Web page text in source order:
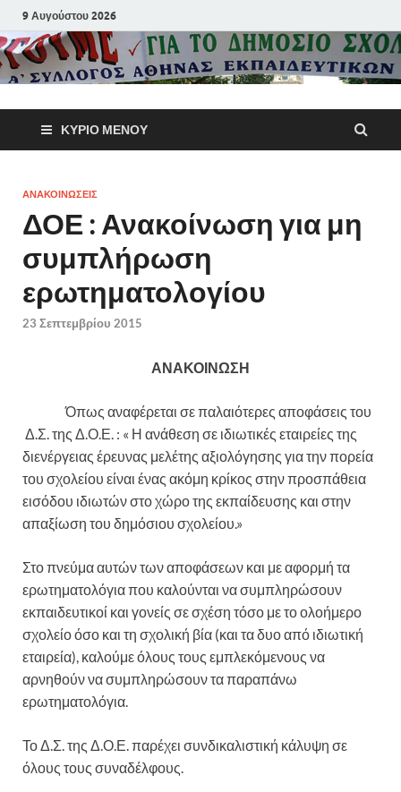
9 Αυγούστου 2026
Α΄
Αθηνών
Π.Ε.
ΚΎΡΙΟ ΜΕΝΟΎ
ΑΝΑΚΟΙΝΩΣΕΙΣ
ΔΟΕ : Ανακοίνωση για μη
συμπλήρωση
ερωτηματολογίου
23 Σεπτεμβρίου 2015
ΑΝΑΚΟΙΝΩΣΗ
Όπως αναφέρεται σε παλαιότερες αποφάσεις του
Δ.Σ. της Δ.Ο.Ε. : « Η ανάθεση σε ιδιωτικές εταιρείες της
διενέργειας έρευνας μελέτης αξιολόγησης για την πορεία
του σχολείου είναι ένας ακόμη κρίκος στην προσπάθεια
εισόδου ιδιωτών στο χώρο της εκπαίδευσης και στην
απαξίωση του δημόσιου σχολείου.»
Στο πνεύμα αυτών των αποφάσεων και με αφορμή τα
ερωτηματολόγια που καλούνται να συμπληρώσουν
εκπαιδευτικοί και γονείς σε σχέση τόσο με το ολοήμερο
σχολείο όσο και τη σχολική βία (και τα δυο από ιδιωτική
εταιρεία), καλούμε όλους τους εμπλεκόμενους να
αρνηθούν να συμπληρώσουν τα παραπάνω
ερωτηματολόγια.
Το Δ.Σ. της Δ.Ο.Ε. παρέχει συνδικαλιστική κάλυψη σε
όλους τους συναδέλφους.